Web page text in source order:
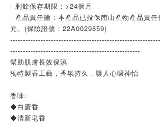
- 剩餘保存期限：>24個月
- 產品責任險：本產品已投保南山產物產品責
元。(保險證號：22A0029859)
---------------------------------------------------
幫助肌膚長效保濕
獨特製香工藝，香氛持久，讓人心曠神怡
香味:
◆白麝香
◆清新皂香